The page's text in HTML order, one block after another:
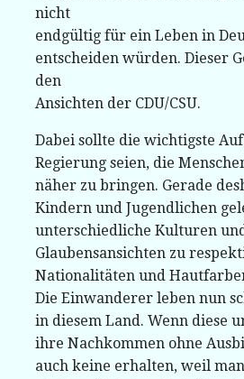
nicht
endgültig für ein Leben in
entscheiden würden. Dieser
den
Ansichten der CDU/CSU.
Dabei sollte die wichtigste
Regierung seien, die
näher zu bringen. Gerade
Kindern und Jugendlichen
unterschiedliche Kulturen
Glaubensansichten zu
Nationalitäten und
Die Einwanderer leben nun
in diesem Land. Wenn diese
ihre Nachkommen ohne
auch keine erhalten, weil